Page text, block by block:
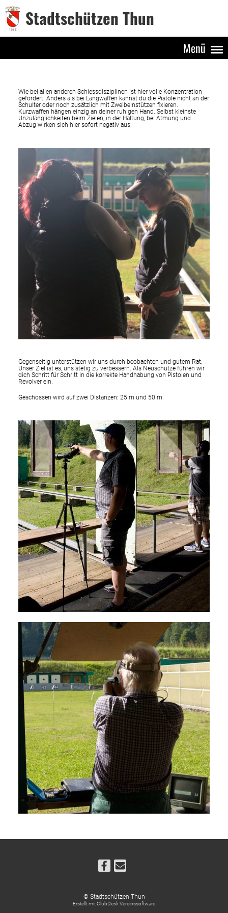
Stadtschützen Thun
Menü
Wie bei allen anderen Schiessdisziplinen ist hier volle Konzentration
gefordert. Anders als bei Langwaffen kannst du die Pistole nicht an der
Schulter oder noch zusätzlich mit Zweibeinstützen fixieren.
Kurzwaffen hängen einzig an deiner ruhigen Hand. Selbst kleinste
Unzulänglichkeiten beim Zielen, in der Haltung, bei Atmung und
Abzug wirken sich hier sofort negativ aus.
Gegenseitig unterstützen wir uns durch beobachten und gutem Rat.
Unser Ziel ist es, uns stetig zu verbessern. Als Neuschütze führen wir
dich Schritt für Schritt in die korrekte Handhabung von Pistolen und
Revolver ein.
Geschossen wird auf zwei Distanzen: 25 m und 50 m.
© Stadtschützen Thun
Erstellt mit ClubDesk Vereinssoftware